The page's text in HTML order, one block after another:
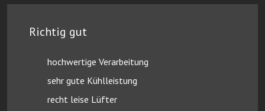
Richtig gut
hochwertige Verarbeitung
sehr gute Kühlleistung
recht leise Lüfter